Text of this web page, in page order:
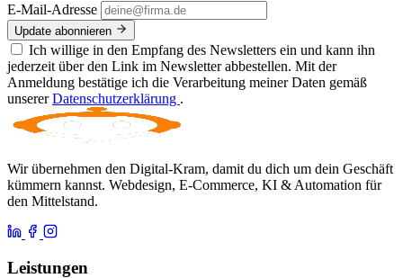
E-Mail-Adresse
Update abonnieren
Ich willige in den Empfang des Newsletters ein und kann ihn
jederzeit über den Link im Newsletter abbestellen. Mit der
Anmeldung bestätige ich die Verarbeitung meiner Daten gemäß
unsererDatenschutzerklärung .
Wir übernehmen den Digital-Kram, damit du dich um dein Geschäft
kümmern kannst. Webdesign, E-Commerce, KI & Automation für
den Mittelstand.
Leistungen